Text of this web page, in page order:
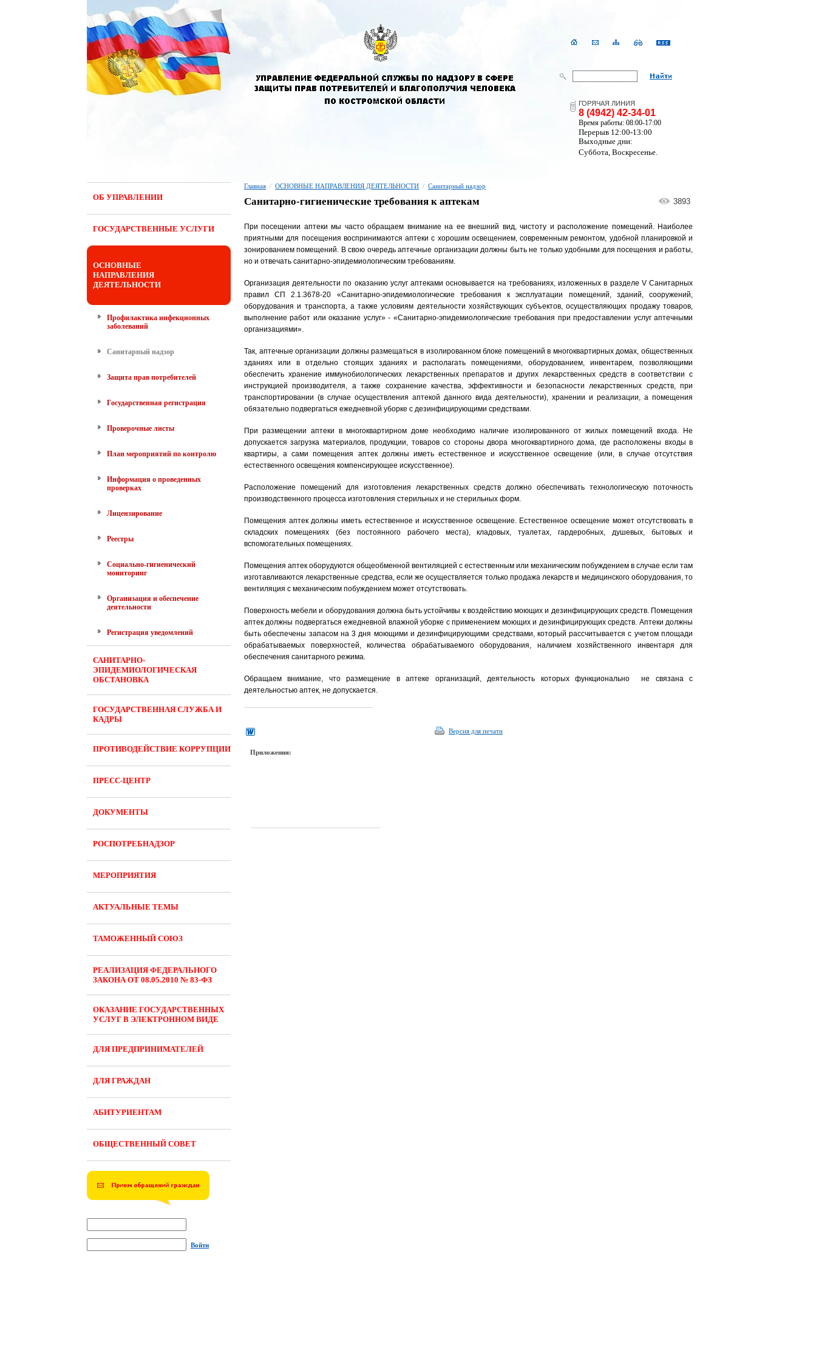
ГОРЯЧАЯ ЛИНИЯ
8 (4942) 42-34-01
Время работы: 08:00-17:00
Перерыв 12:00-13:00
Выходные дни:
Суббота, Воскресенье.
ОБ УПРАВЛЕНИИ
ГОСУДАРСТВЕННЫЕ УСЛУГИ
ОСНОВНЫЕ
НАПРАВЛЕНИЯ
ДЕЯТЕЛЬНОСТИ
Профилактика инфекционных
заболеваний
Санитарный надзор
Защита прав потребителей
Государственная регистрация
Проверочные листы
План мероприятий по контролю
Информация о проведенных
проверках
Лицензирование
Реестры
Социально-гигиенический
мониторинг
Организация и обеспечение
деятельности
Регистрация уведомлений
САНИТАРНО-
ЭПИДЕМИОЛОГИЧЕСКАЯ
ОБСТАНОВКА
ГОСУДАРСТВЕННАЯ СЛУЖБА И
КАДРЫ
ПРОТИВОДЕЙСТВИЕ КОРРУПЦИИ
ПРЕСС-ЦЕНТР
ДОКУМЕНТЫ
РОСПОТРЕБНАДЗОР
МЕРОПРИЯТИЯ
АКТУАЛЬНЫЕ ТЕМЫ
ТАМОЖЕННЫЙ СОЮЗ
РЕАЛИЗАЦИЯ ФЕДЕРАЛЬНОГО
ЗАКОНА ОТ 08.05.2010 № 83-ФЗ
ОКАЗАНИЕ ГОСУДАРСТВЕННЫХ
УСЛУГ В ЭЛЕКТРОННОМ ВИДЕ
ДЛЯ ПРЕДПРИНИМАТЕЛЕЙ
ДЛЯ ГРАЖДАН
АБИТУРИЕНТАМ
ОБЩЕСТВЕННЫЙ СОВЕТ
Войти
Главная / ОСНОВНЫЕ НАПРАВЛЕНИЯ ДЕЯТЕЛЬНОСТИ / Санитарный надзор
Санитарно-гигиенические требования к аптекам 3893
При посещении аптеки мы часто обращаем внимание на ее внешний вид, чистоту и расположение помещений. Наиболее
приятными для посещения воспринимаются аптеки с хорошим освещением, современным ремонтом, удобной планировкой и
зонированием помещений. В свою очередь аптечные организации должны быть не только удобными для посещения и работы,
но и отвечать санитарно-эпидемиологическим требованиям.
Организация деятельности по оказанию услуг аптеками основывается на требованиях, изложенных в разделе V Санитарных
правил СП 2.1.3678-20 «Санитарно-эпидемиологические требования к эксплуатации помещений, зданий, сооружений,
оборудования и транспорта, а также условиям деятельности хозяйствующих субъектов, осуществляющих продажу товаров,
выполнение работ или оказание услуг» - «Санитарно-эпидемиологические требования при предоставлении услуг аптечными
организациями».
Так, аптечные организации должны размещаться в изолированном блоке помещений в многоквартирных домах, общественных
зданиях или в отдельно стоящих зданиях и располагать помещениями, оборудованием, инвентарем, позволяющими
обеспечить хранение иммунобиологических лекарственных препаратов и других лекарственных средств в соответствии с
инструкцией производителя, а также сохранение качества, эффективности и безопасности лекарственных средств, при
транспортировании (в случае осуществления аптекой данного вида деятельности), хранении и реализации, а помещения
обязательно подвергаться ежедневной уборке с дезинфицирующими средствами.
При размещении аптеки в многоквартирном доме необходимо наличие изолированного от жилых помещений входа. Не
допускается загрузка материалов, продукции, товаров со стороны двора многоквартирного дома, где расположены входы в
квартиры, а сами помещения аптек должны иметь естественное и искусственное освещение (или, в случае отсутствия
естественного освещения компенсирующее искусственное).
Расположение помещений для изготовления лекарственных средств должно обеспечивать технологическую поточность
производственного процесса изготовления стерильных и не стерильных форм.
Помещения аптек должны иметь естественное и искусственное освещение. Естественное освещение может отсутствовать в
складских помещениях (без постоянного рабочего места), кладовых, туалетах, гардеробных, душевых, бытовых и
вспомогательных помещениях.
Помещения аптек оборудуются общеобменной вентиляцией с естественным или механическим побуждением в случае если там
изготавливаются лекарственные средства, если же осуществляется только продажа лекарств и медицинского оборудования, то
вентиляция с механическим побуждением может отсутствовать.
Поверхность мебели и оборудования должна быть устойчивы к воздействию моющих и дезинфицирующих средств. Помещения
аптек должны подвергаться ежедневной влажной уборке с применением моющих и дезинфицирующих средств. Аптеки должны
быть обеспечены запасом на 3 дня моющими и дезинфицирующими средствами, который рассчитывается с учетом площади
обрабатываемых поверхностей, количества обрабатываемого оборудования, наличием хозяйственного инвентаря для
обеспечения санитарного режима.
Обращаем внимание, что размещение в аптеке организаций, деятельность которых функционально не связана с
деятельностью аптек, не допускается.
Версия для печати
Приложения: